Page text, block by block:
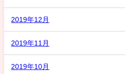
2019年12月
2019年11月
2019年10月